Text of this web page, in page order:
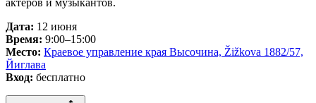
актеров и музыкантов.
Дата: 12 июня
Время: 9:00–15:00
Место: Краевое управление края Высочина, Žižkova 1882/57,
Йиглава
Вход: бесплатно